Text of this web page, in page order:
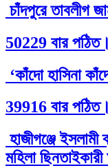
চাঁদপুরে তাবলীগ
50229 বার পঠিত।
‘কাঁদো হাসিনা
39916 বার পঠিত।
হাজীগঞ্জে ইসলামী
মহিলা